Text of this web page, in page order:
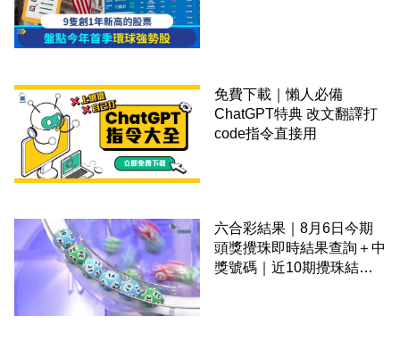
免費下載｜懶人必備
ChatGPT特典 改文翻譯打
code指令直接用
六合彩結果｜8月6日今期
頭獎攪珠即時結果查詢＋中
獎號碼｜近10期攪珠結果